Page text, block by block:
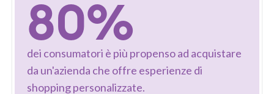
80%
dei consumatori è più propenso ad acquistare
da un'azienda che offre esperienze di
shopping personalizzate.